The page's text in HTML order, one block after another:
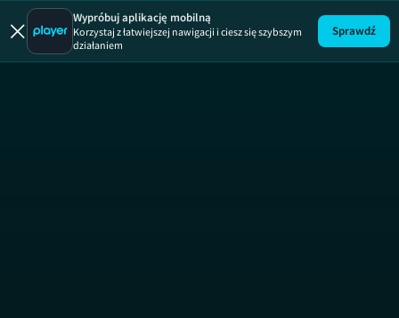
Wypróbuj aplikację mobilną
Korzystaj z łatwiejszej nawigacji i ciesz się szybszym
działaniem
Sprawdź